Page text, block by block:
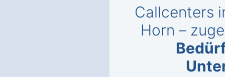
Callcenters
Horn –